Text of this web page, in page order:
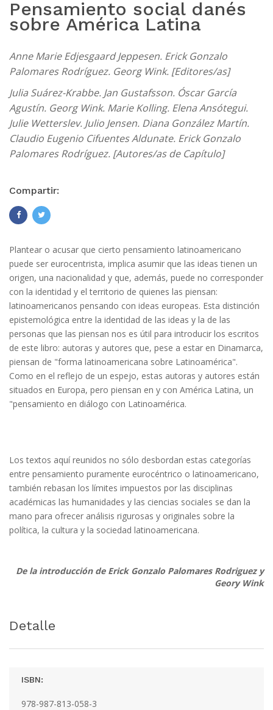
Pensamiento social danés
sobre América Latina
Anne Marie Edjesgaard Jeppesen. Erick Gonzalo
Palomares Rodríguez. Georg Wink. [Editores/as]
Julia Suárez-Krabbe. Jan Gustafsson. Óscar García
Agustín. Georg Wink. Marie Kolling. Elena Ansótegui.
Julie Wetterslev. Julio Jensen. Diana González Martín.
Claudio Eugenio Cifuentes Aldunate. Erick Gonzalo
Palomares Rodríguez. [Autores/as de Capítulo]
Compartir:
Plantear o acusar que cierto pensamiento latinoamericano
puede ser eurocentrista, implica asumir que las ideas tienen un
origen, una nacionalidad y que, además, puede no corresponder
con la identidad y el territorio de quienes las piensan:
latinoamericanos pensando con ideas europeas. Esta distinción
epistemológica entre la identidad de las ideas y la de las
personas que las piensan nos es útil para introducir los escritos
de este libro: autoras y autores que, pese a estar en Dinamarca,
piensan de "forma latinoamericana sobre Latinoamérica".
Como en el reflejo de un espejo, estas autoras y autores están
situados en Europa, pero piensan en y con América Latina, un
"pensamiento en diálogo con Latinoamérica.
Los textos aquí reunidos no sólo desbordan estas categorías
entre pensamiento puramente eurocéntrico o latinoamericano,
también rebasan los límites impuestos por las disciplinas
académicas las humanidades y las ciencias sociales se dan la
mano para ofrecer análisis rigurosas y originales sobre la
política, la cultura y la sociedad latinoamericana.
De la introducción de Erick Gonzalo Palomares Rodriguez y
Geory Wink
Detalle
ISBN:
978-987-813-058-3